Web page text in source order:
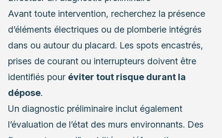
Avant toute intervention, recherchez la présence
d’éléments électriques ou de plomberie intégrés
dans ou autour du placard. Les spots encastrés,
prises de courant ou interrupteurs doivent être
identifiés pour éviter tout risque durant la
dépose.
Un diagnostic préliminaire inclut également
l’évaluation de l’état des murs environnants. Des